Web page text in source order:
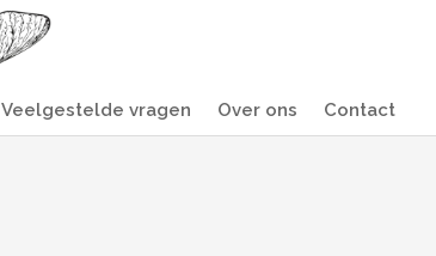
Veelgestelde vragen Over ons Contact